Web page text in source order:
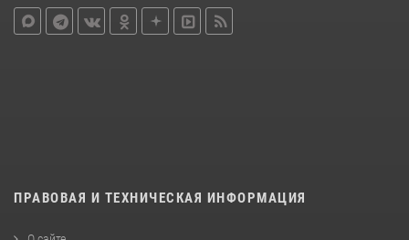
ПРАВОВАЯ И ТЕХНИЧЕСКАЯ ИНФОРМАЦИЯ